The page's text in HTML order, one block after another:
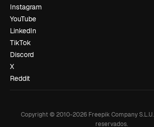
Instagram
YouTube
LinkedIn
TikTok
Discord
X
Reddit
Copyright © 2010-2026Freepik Company S.L.U.
reservados.